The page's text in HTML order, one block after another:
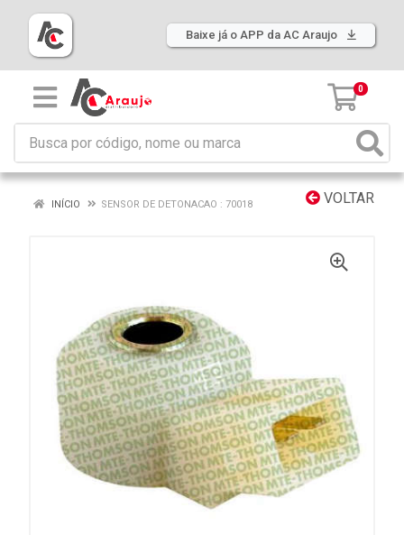
Baixe já o APP da AC Araujo
0
VOLTAR
INÍCIO SENSOR DE DETONACAO : 70018